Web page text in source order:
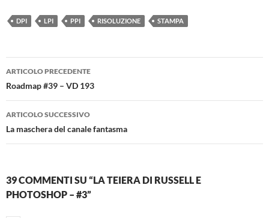
DPI LPI PPI RISOLUZIONE STAMPA
Navigazione
articolo
ARTICOLO PRECEDENTE
Roadmap #39 – VD 193
ARTICOLO SUCCESSIVO
La maschera del canale fantasma
39 COMMENTI SU “LA TEIERA DI RUSSELL E
PHOTOSHOP – #3”